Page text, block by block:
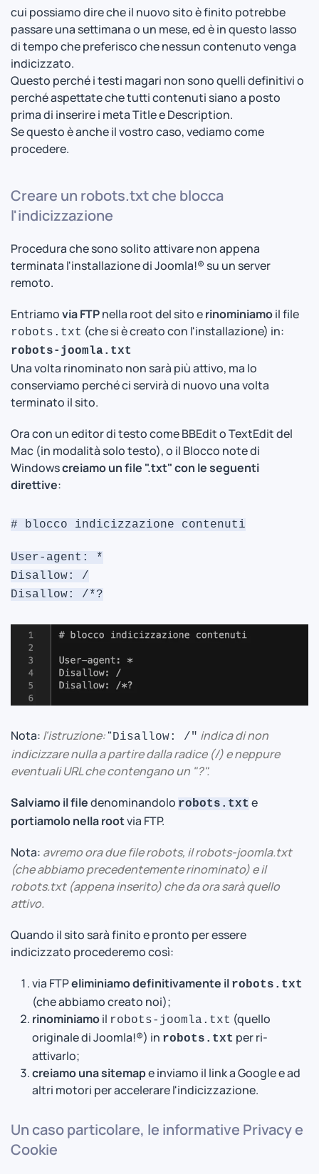
cui possiamo dire che il nuovo sito è finito potrebbe
passare una settimana o un mese, ed è in questo lasso
di tempo che preferisco che nessun contenuto venga
indicizzato.
Questo perché i testi magari non sono quelli definitivi o
perché aspettate che tutti contenuti siano a posto
prima di inserire i meta Title e Description.
Se questo è anche il vostro caso, vediamo come
procedere.
Creare un robots.txt che blocca
l'indicizzazione
Procedura che sono solito attivare non appena
terminata l'installazione di Joomla!® su un server
remoto.
Entriamovia FTPnella root del sito erinominiamoil file
robots.txt (che si è creato con l'installazione) in:
robots-joomla.txt
Una volta rinominato non sarà più attivo, ma lo
conserviamo perché ci servirà di nuovo una volta
terminato il sito.
Ora con un editor di testo come BBEdit o TextEdit del
Mac (in modalità solo testo), o il Blocco note di
Windowscreiamo un file ".txt" con le seguenti
direttive:
# blocco indicizzazione contenuti
User-agent: *
Disallow: /
Disallow: /*?
Nota: l'istruzione:"Disallow: /" indica di non
indicizzare nulla a partire dalla radice (/) e neppure
eventuali URL che contengano un "?".
Salviamo il filedenominandolo robots.txt e
portiamolo nella rootvia FTP.
Nota: avremo ora due file robots, il robots-joomla.txt
(che abbiamo precedentemente rinominato) e il
robots.txt (appena inserito) che da ora sarà quello
attivo.
Quando il sito sarà finito e pronto per essere
indicizzato procederemo così:
via FTPeliminiamo definitivamente il robots.txt
(che abbiamo creato noi);
rinominiamoil robots-joomla.txt (quello
originale di Joomla!®) in robots.txt per ri-
attivarlo;
creiamo una sitemape inviamo il link a Google e ad
altri motori per accelerare l'indicizzazione.
Un caso particolare, le informative Privacy e
Cookie